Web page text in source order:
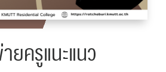
ยครูแนะแนว